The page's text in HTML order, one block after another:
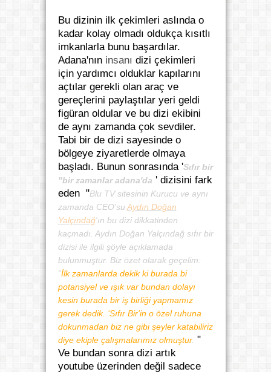
Bu dizinin ilk çekimleri aslında o
kadar kolay olmadı oldukça kısıtlı
imkanlarla bunu başardılar.
Adana'nın insanı dizi çekimleri
için yardımcı olduklar kapılarını
açtılar gerekli olan araç ve
gereçlerini paylaştılar yeri geldi
figüran oldular ve bu dizi ekibini
de aynı zamanda çok sevdiler.
Tabi bir de dizi sayesinde o
bölgeye ziyaretlerde olmaya
başladı. Bunun sonrasında 'Sıfır bir
"bir zamanlar adana'da ' dizisini fark
eden "Blu TV sitesinin Kurucu ve aynı
zamanda CEO'suAydın Doğan
Yalçındağ'ın bu dizi dikkatinden
kaçmadı. Aydın Doğan Yalçındağ sıfır bir
dizisi ile ilgili şöyle açıklamada
bulunmuştur. Biz özet olarak geçelim:
“İlk zamanlarda dekik ki burada bi
potansiyel ve ışık var bundan dolayı
kesin burada bir iş birliği yapmamız
gerek dedik. ‘Sıfır Bir'in o özel ruhuna
dokunmadan biz ne gibi şeyler katabiliriz
diye ekiple çalışmalarımız olmuştur. "
Ve bundan sonra dizi artık
youtube üzerinden değil sadece